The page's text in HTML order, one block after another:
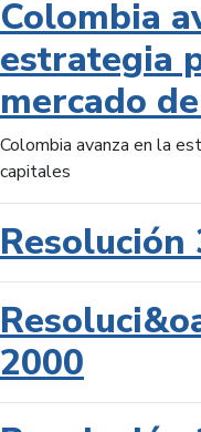
Colombia
estrategia
mercado
Colombia avanza en la
capitales
2000